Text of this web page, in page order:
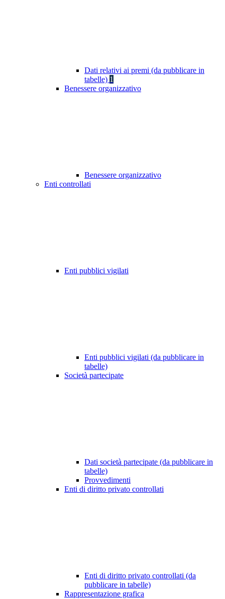
Dati relativi ai premi (da pubblicare in
tabelle) 1
Benessere organizzativo
Benessere organizzativo
Enti controllati
Enti pubblici vigilati
Enti pubblici vigilati (da pubblicare in
tabelle)
Società partecipate
Dati società partecipate (da pubblicare in
tabelle)
Provvedimenti
Enti di diritto privato controllati
Enti di diritto privato controllati (da
pubblicare in tabelle)
Rappresentazione grafica